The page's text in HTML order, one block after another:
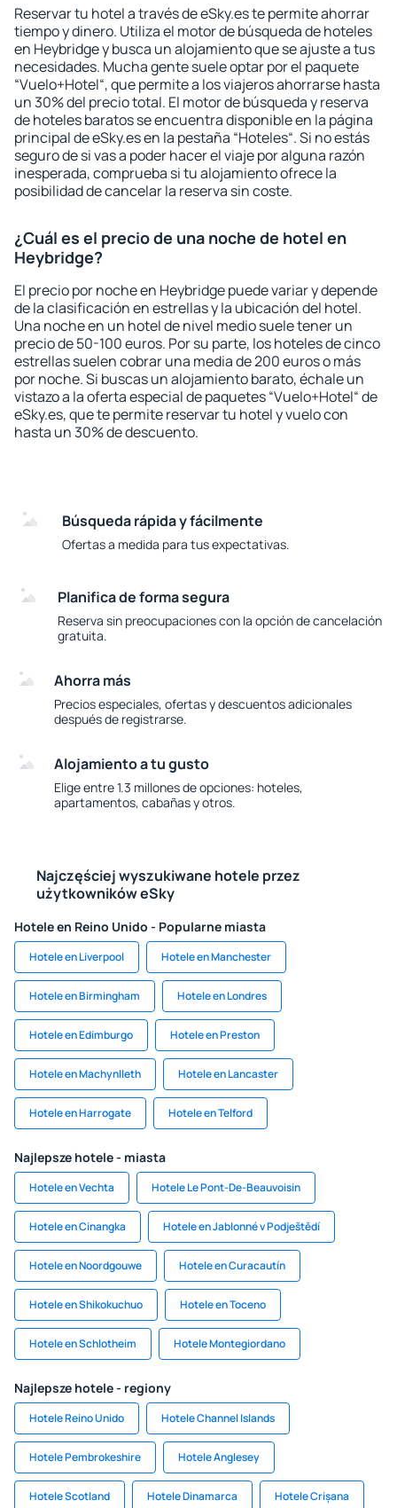
Reservar tu hotel a través de eSky.es te permite ahorrar
tiempo y dinero. Utiliza el motor de búsqueda de hoteles
en Heybridge y busca un alojamiento que se ajuste a tus
necesidades. Mucha gente suele optar por el paquete
“Vuelo+Hotel“, que permite a los viajeros ahorrarse hasta
un 30% del precio total. El motor de búsqueda y reserva
de hoteles baratos se encuentra disponible en la página
principal de eSky.es en la pestaña “Hoteles“. Si no estás
seguro de si vas a poder hacer el viaje por alguna razón
inesperada, comprueba si tu alojamiento ofrece la
posibilidad de cancelar la reserva sin coste.
¿Cuál es el precio de una noche de hotel en
Heybridge?
El precio por noche en Heybridge puede variar y depende
de la clasificación en estrellas y la ubicación del hotel.
Una noche en un hotel de nivel medio suele tener un
precio de 50-100 euros. Por su parte, los hoteles de cinco
estrellas suelen cobrar una media de 200 euros o más
por noche. Si buscas un alojamiento barato, échale un
vistazo a la oferta especial de paquetes “Vuelo+Hotel“ de
eSky.es, que te permite reservar tu hotel y vuelo con
hasta un 30% de descuento.
Búsqueda rápida y fácilmente
Ofertas a medida para tus expectativas.
Planifica de forma segura
Reserva sin preocupaciones con la opción de cancelación
gratuita.
Ahorra más
Precios especiales, ofertas y descuentos adicionales
después de registrarse.
Alojamiento a tu gusto
Elige entre 1.3 millones de opciones: hoteles,
apartamentos, cabañas y otros.
Najczęściej wyszukiwane hotele przez
użytkowników eSky
Hotele en Reino Unido - Popularne miasta
Hotele en Liverpool Hotele en Manchester
Hotele en Birmingham Hotele en Londres
Hotele en Edimburgo Hotele en Preston
Hotele en Machynlleth Hotele en Lancaster
Hotele en Harrogate Hotele en Telford
Najlepsze hotele - miasta
Hotele en Vechta Hotele Le Pont-De-Beauvoisin
Hotele en Cinangka Hotele en Jablonné v Podještědí
Hotele en Noordgouwe Hotele en Curacautín
Hotele en Shikokuchuo Hotele en Toceno
Hotele en Schlotheim Hotele Montegiordano
Najlepsze hotele - regiony
Hotele Reino Unido Hotele Channel Islands
Hotele Pembrokeshire Hotele Anglesey
Hotele Scotland Hotele Dinamarca Hotele Crișana